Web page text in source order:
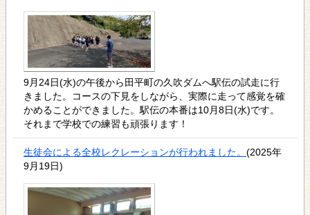
9月24日(水)の午後から田平町の久吹ダムへ駅伝の試走に行
きました。コースの下見をしながら、実際に走って感覚を確
かめることができました。駅伝の本番は10月8日(水)です。
それまで学校での練習も頑張ります！
生徒会による全校レクレーションが行われました。 (2025年
9月19日)